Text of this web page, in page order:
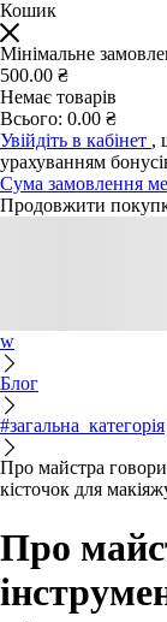
Кошик
Мінімальне
500.00 ₴
Немає товарів
Всього: 0.00 ₴
Увійдіть в кабінет ,
урахуванням
Сума замовлення
Продовжити
w
Блог
#загальна_категорія
Про майстра
кісточок для
Про